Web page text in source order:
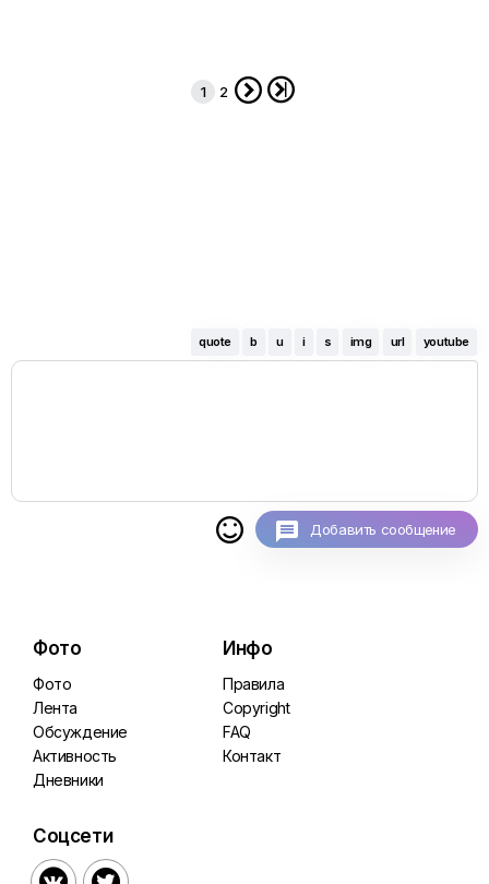
1 2  
quote b u i s img url youtube
 Добавить сообщение
Фото
Фото
Лента
Обсуждение
Активность
Дневники
Инфо
Правила
Copyright
FAQ
Контакт
Соцсети